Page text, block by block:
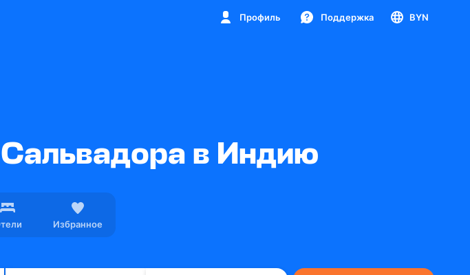
Профиль Поддержка BYN
в Индию
Избранное